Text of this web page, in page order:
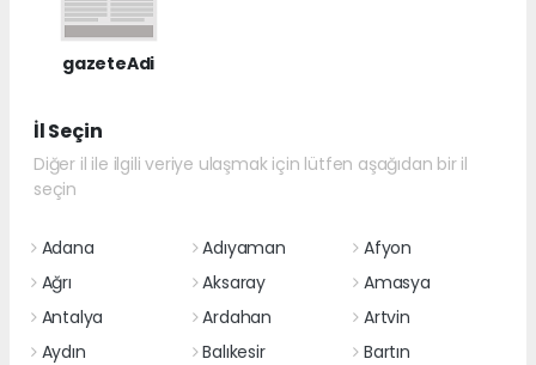
gazeteAdi
İl Seçin
Diğer il ile ilgili veriye ulaşmak için lütfen aşağıdan bir il
seçin
Adana Adıyaman
Afyon
Ağrı
Aksaray
Amasya
Antalya
Ardahan
Artvin
Aydın
Balıkesir
Bartın